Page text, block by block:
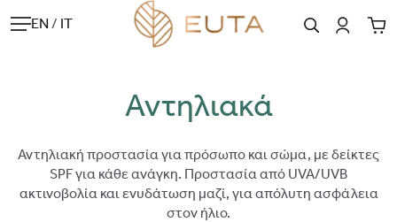
EN / IT
Αντηλιακά
Αντηλιακή προστασία για πρόσωπο και σώμα, με δείκτες
SPF για κάθε ανάγκη. Προστασία από UVA/UVB
ακτινοβολία και ενυδάτωση μαζί, για απόλυτη ασφάλεια
στον ήλιο.